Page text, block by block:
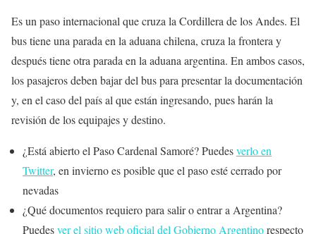
Es un paso internacional que cruza la Cordillera de los Andes. El
bus tiene una parada en la aduana chilena, cruza la frontera y
después tiene otra parada en la aduana argentina. En ambos casos,
los pasajeros deben bajar del bus para presentar la documentación
y, en el caso del país al que están ingresando, pues harán la
revisión de los equipajes y destino.
¿Está abierto el Paso Cardenal Samoré? Puedesverlo en
Twitter, en invierno es posible que el paso esté cerrado por
nevadas
¿Qué documentos requiero para salir o entrar a Argentina?
Puedesver el sitio web oficial del Gobierno Argentinorespecto